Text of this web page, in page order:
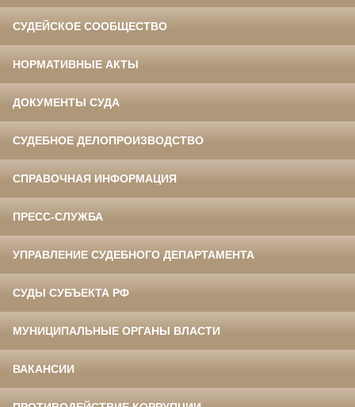
СУДЕЙСКОЕ СООБЩЕСТВО
НОРМАТИВНЫЕ АКТЫ
ДОКУМЕНТЫ СУДА
СУДЕБНОЕ ДЕЛОПРОИЗВОДСТВО
СПРАВОЧНАЯ ИНФОРМАЦИЯ
ПРЕСС-СЛУЖБА
УПРАВЛЕНИЕ СУДЕБНОГО ДЕПАРТАМЕНТА
СУДЫ СУБЪЕКТА РФ
МУНИЦИПАЛЬНЫЕ ОРГАНЫ ВЛАСТИ
ВАКАНСИИ